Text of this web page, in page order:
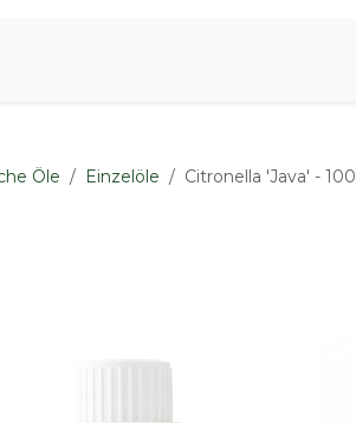
Öle Einzelöle Citronella 'Java' -